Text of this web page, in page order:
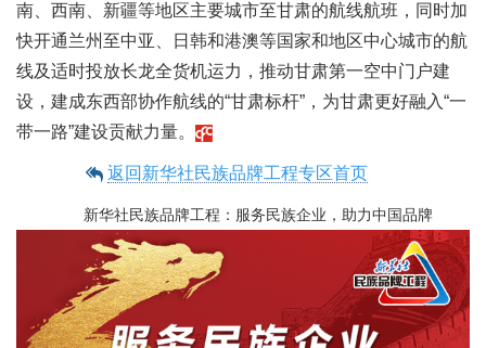
南、西南、新疆等地区主要城市至甘肃的航线航班，同时加
快开通兰州至中亚、日韩和港澳等国家和地区中心城市的航
线及适时投放长龙全货机运力，推动甘肃第一空中门户建
设，建成东西部协作航线的“甘肃标杆”，为甘肃更好融入“一
带一路”建设贡献力量。
返回新华社民族品牌工程专区首页
新华社民族品牌工程：服务民族企业，助力中国品牌